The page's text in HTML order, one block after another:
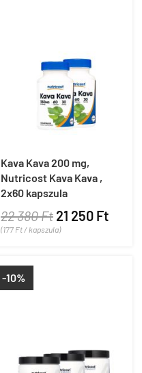
Kava Kava 200 mg,
Nutricost Kava Kava ,
2x60 kapszula
22 380 Ft 21 250 Ft
(177 Ft / kapszula)
-10%